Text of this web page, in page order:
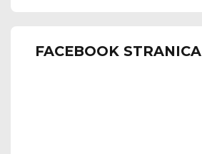
FACEBOOK STRANICA